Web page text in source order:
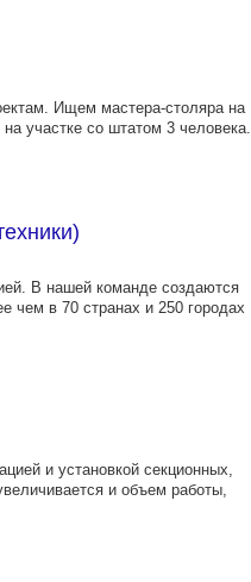
Ищем мастера-столяра на
участке со штатом 3 человека.
В нашей команде создаются
чем в 70 странах и 250 городах
и установкой секционных,
и объем работы,